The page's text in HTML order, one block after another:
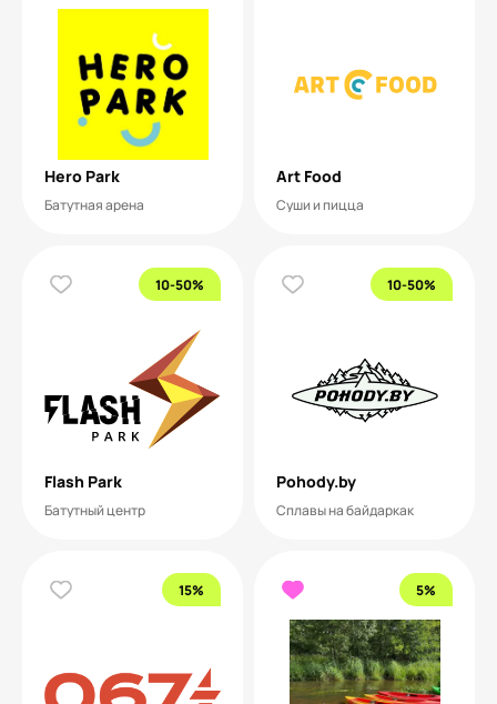
Hero Park
Батутная арена
Art Food
Суши и пицца
10-50%
Flash Park
Батутный центр
10-50%
Pohody.by
Сплавы на байдаркак
15% 5%